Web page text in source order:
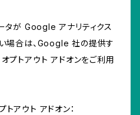
タが Google アナリティクス
場合は、Google 社の提供す
プトアウト アドオンをご利用
アウト アドオン：